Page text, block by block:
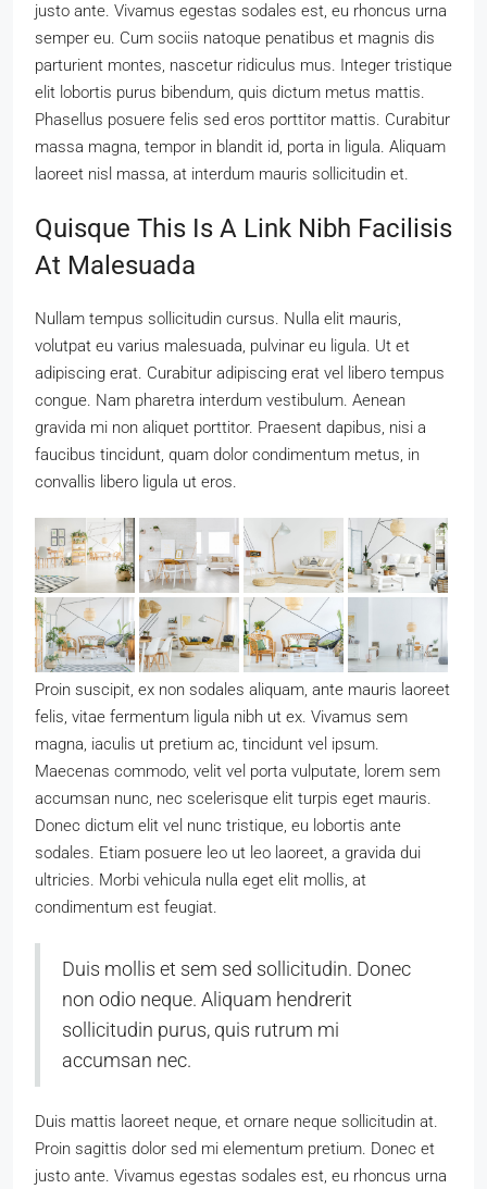
justo ante. Vivamus egestas sodales est, eu rhoncus urna
semper eu. Cum sociis natoque penatibus et magnis dis
parturient montes, nascetur ridiculus mus. Integer tristique
elit lobortis purus bibendum, quis dictum metus mattis.
Phasellus posuere felis sed eros porttitor mattis. Curabitur
massa magna, tempor in blandit id, porta in ligula. Aliquam
laoreet nisl massa, at interdum mauris sollicitudin et.
Quisque This Is A Link Nibh Facilisis
At Malesuada
Nullam tempus sollicitudin cursus. Nulla elit mauris,
volutpat eu varius malesuada, pulvinar eu ligula. Ut et
adipiscing erat. Curabitur adipiscing erat vel libero tempus
congue. Nam pharetra interdum vestibulum. Aenean
gravida mi non aliquet porttitor. Praesent dapibus, nisi a
faucibus tincidunt, quam dolor condimentum metus, in
convallis libero ligula ut eros.
Proin suscipit, ex non sodales aliquam, ante mauris laoreet
felis, vitae fermentum ligula nibh ut ex. Vivamus sem
magna, iaculis ut pretium ac, tincidunt vel ipsum.
Maecenas commodo, velit vel porta vulputate, lorem sem
accumsan nunc, nec scelerisque elit turpis eget mauris.
Donec dictum elit vel nunc tristique, eu lobortis ante
sodales. Etiam posuere leo ut leo laoreet, a gravida dui
ultricies. Morbi vehicula nulla eget elit mollis, at
condimentum est feugiat.
Duis mollis et sem sed sollicitudin. Donec
non odio neque. Aliquam hendrerit
sollicitudin purus, quis rutrum mi
accumsan nec.
Duis mattis laoreet neque, et ornare neque sollicitudin at.
Proin sagittis dolor sed mi elementum pretium. Donec et
justo ante. Vivamus egestas sodales est, eu rhoncus urna